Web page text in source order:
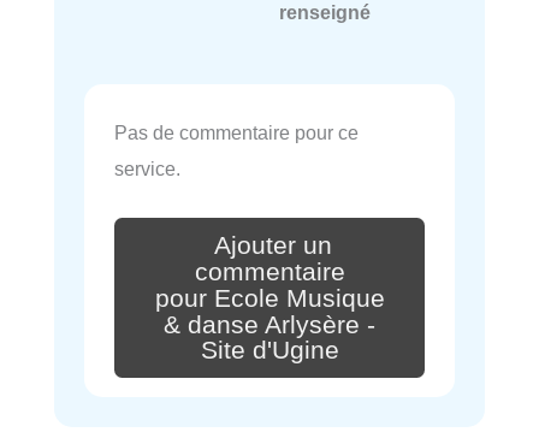
renseigné
Pas de commentaire pour ce
service.
Ajouter un
commentaire
pour Ecole Musique
& danse Arlysère -
Site d'Ugine